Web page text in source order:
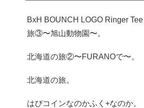
BxH BOUNCH LOGO Ringer
旅③〜旭山動物園〜。
北海道の旅②〜FURANOで〜。
北海道の旅。
はぴコインなのかふく+なのか。